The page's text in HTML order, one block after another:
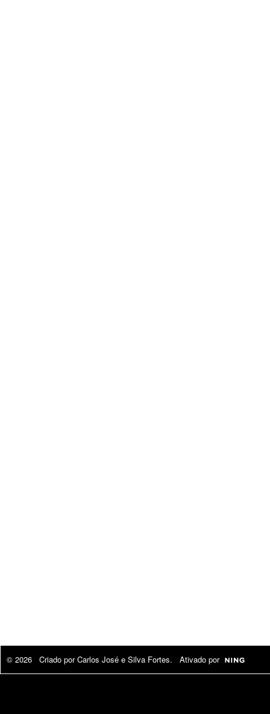
© 2026 Criado porCarlos José e Silva Fortes. Ativado por